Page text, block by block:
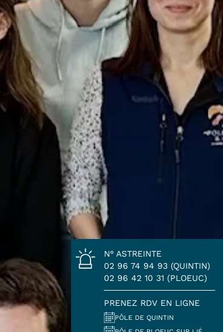
N° ASTREINTE
02 96 74 94 93 (QUINTIN)
02 96 42 10 31 (PLOEUC)
PRENEZ RDV EN LIGNE
PÔLE DE QUINTIN